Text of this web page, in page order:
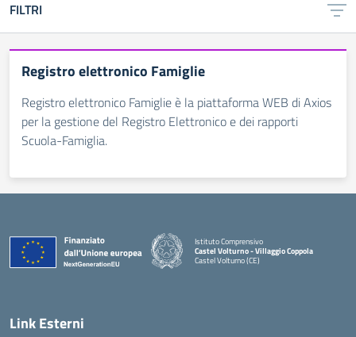
FILTRI
Registro elettronico Famiglie
Registro elettronico Famiglie è la piattaforma WEB di Axios
per la gestione del Registro Elettronico e dei rapporti
Scuola-Famiglia.
Istituto Comprensivo
Castel Volturno - Villaggio Coppola
Castel Volturno (CE)
Link Esterni